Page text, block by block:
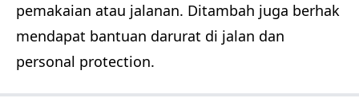
pemakaian atau jalanan. Ditambah juga berhak
mendapat bantuan darurat di jalan dan
personal protection.